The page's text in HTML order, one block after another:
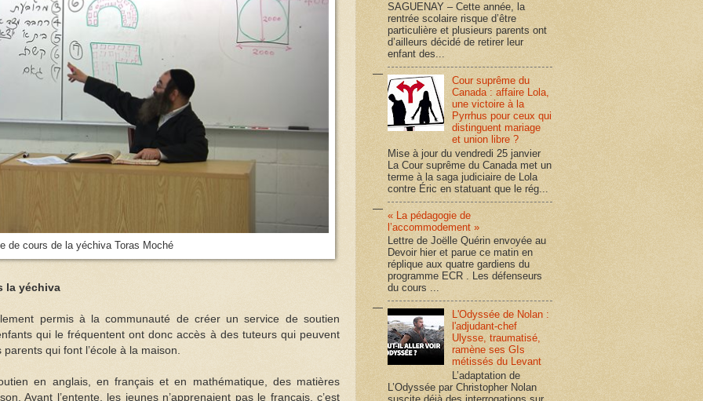
de cours de la yéchiva Toras Moché
la yéchiva
permis à la communauté de créer un service de soutien
qui le fréquentent ont donc accès à des tuteurs qui peuvent
qui font l’école à la maison.
en anglais, en français et en mathématique, des matières
Avant l’entente, les jeunes n’apprenaient pas le français, c’est
SAGUENAY – Cette année, la
rentrée scolaire risque d’être
particulière et plusieurs parents ont
d’ailleurs décidé de retirer leur
enfant des...
Cour suprême du
Canada : affaire Lola,
une victoire à la
Pyrrhus pour ceux qui
distinguent mariage
et union libre ?
Mise à jour du vendredi 25 janvier
La Cour suprême du Canada met un
terme à la saga judiciaire de Lola
contre Éric en statuant que le rég...
« La pédagogie de
l’accommodement »
Lettre de Joëlle Quérin envoyée au
Devoir hier et parue ce matin en
réplique aux quatre gardiens du
programme ECR . Les défenseurs
du cours ...
L'Odyssée de Nolan :
l'adjudant-chef
Ulysse, traumatisé,
ramène ses GIs
métissés du Levant
L’adaptation de
L’Odyssée par Christopher Nolan